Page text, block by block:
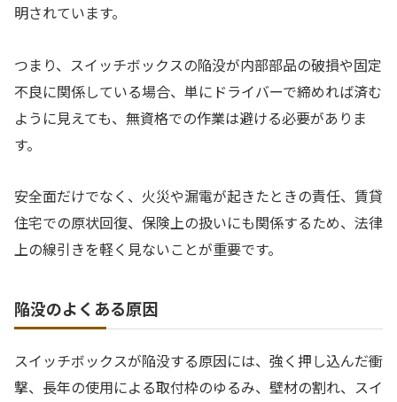
明されています。
つまり、スイッチボックスの陥没が内部部品の破損や固定
不良に関係している場合、単にドライバーで締めれば済む
ように見えても、無資格での作業は避ける必要がありま
す。
安全面だけでなく、火災や漏電が起きたときの責任、賃貸
住宅での原状回復、保険上の扱いにも関係するため、法律
上の線引きを軽く見ないことが重要です。
陥没のよくある原因
スイッチボックスが陥没する原因には、強く押し込んだ衝
撃、長年の使用による取付枠のゆるみ、壁材の割れ、スイ